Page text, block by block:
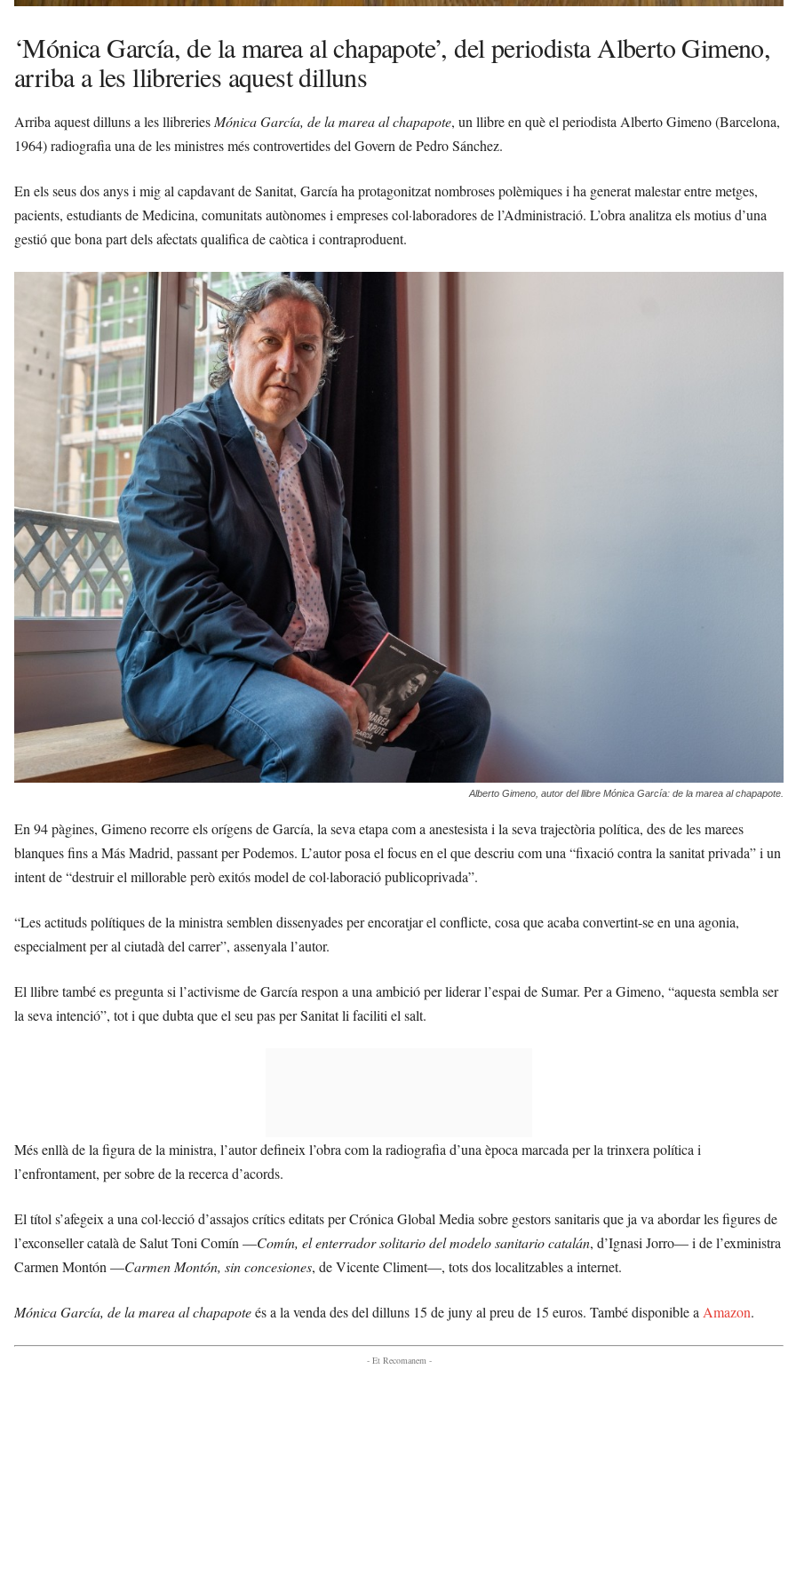
‘Mónica García, de la marea al chapapote’, del periodista Alberto Gimeno,
arriba a les llibreries aquest dilluns
Arriba aquest dilluns a les llibreries Mónica García, de la marea al chapapote, un llibre en què el periodista Alberto Gimeno (Barcelona,
1964) radiografia una de les ministres més controvertides del Govern de Pedro Sánchez.
En els seus dos anys i mig al capdavant de Sanitat, García ha protagonitzat nombroses polèmiques i ha generat malestar entre metges,
pacients, estudiants de Medicina, comunitats autònomes i empreses col·laboradores de l’Administració. L’obra analitza els motius d’una
gestió que bona part dels afectats qualifica de caòtica i contraproduent.
Alberto Gimeno, autor del llibre Mónica García: de la marea al chapapote.
En 94 pàgines, Gimeno recorre els orígens de García, la seva etapa com a anestesista i la seva trajectòria política, des de les marees
blanques fins a Más Madrid, passant per Podemos. L’autor posa el focus en el que descriu com una “fixació contra la sanitat privada” i un
intent de “destruir el millorable però exitós model de col·laboració publicoprivada”.
“Les actituds polítiques de la ministra semblen dissenyades per encoratjar el conflicte, cosa que acaba convertint-se en una agonia,
especialment per al ciutadà del carrer”, assenyala l’autor.
El llibre també es pregunta si l’activisme de García respon a una ambició per liderar l’espai de Sumar. Per a Gimeno, “aquesta sembla ser
la seva intenció”, tot i que dubta que el seu pas per Sanitat li faciliti el salt.
Més enllà de la figura de la ministra, l’autor defineix l’obra com la radiografia d’una època marcada per la trinxera política i
l’enfrontament, per sobre de la recerca d’acords.
El títol s’afegeix a una col·lecció d’assajos crítics editats per Crónica Global Media sobre gestors sanitaris que ja va abordar les figures de
l’exconseller català de Salut Toni Comín —Comín, el enterrador solitario del modelo sanitario catalán, d’Ignasi Jorro— i de l’exministra
Carmen Montón —Carmen Montón, sin concesiones, de Vicente Climent—, tots dos localitzables a internet.
Mónica García, de la marea al chapapoteés a la venda des del dilluns 15 de juny al preu de 15 euros. També disponible aAmazon.
- Et Recomanem -